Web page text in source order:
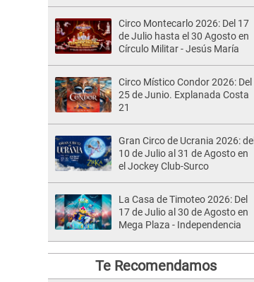
Circo Montecarlo 2026: Del 17
de Julio hasta el 30 Agosto en
Círculo Militar - Jesús María
Circo Místico Condor 2026: Del
25 de Junio. Explanada Costa
21
Gran Circo de Ucrania 2026: del
10 de Julio al 31 de Agosto en
el Jockey Club-Surco
La Casa de Timoteo 2026: Del
17 de Julio al 30 de Agosto en
Mega Plaza - Independencia
Te Recomendamos